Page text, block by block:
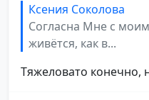
Ксения Соколова
Согласна Мне с
живётся, как в...
Тяжеловато конечно,